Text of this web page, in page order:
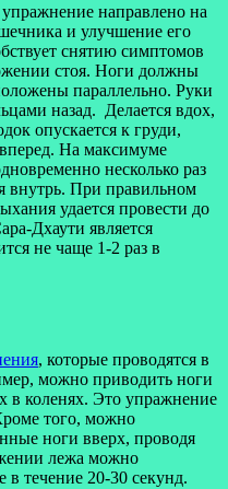
направлено на
и улучшение его
снятию симптомов
стоя. Ноги должны
параллельно. Руки
назад. Делается вдох,
опускается к груди,
На максимуме
несколько раз
внутрь. При правильном
удается провести до
Дхаути является
не чаще 1-2 раз в
, которые проводятся в
можно приводить ноги
в коленях. Это упражнение
того, можно
ноги вверх, проводя
лежа можно
в течение 20-30 секунд.